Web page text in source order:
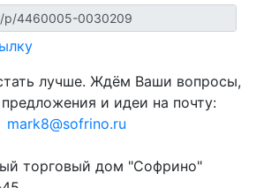
лучше. Ждём Ваши вопросы,
и идеи на почту:
mark8@sofrino.ru
торговый дом "Софрино"